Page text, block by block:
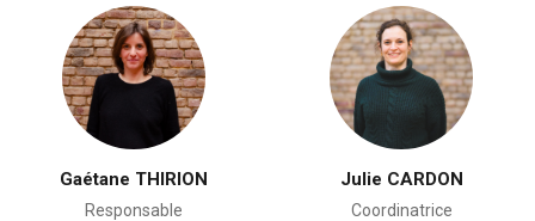
Gaétane THIRION
Responsable
Julie CARDON
Coordinatrice